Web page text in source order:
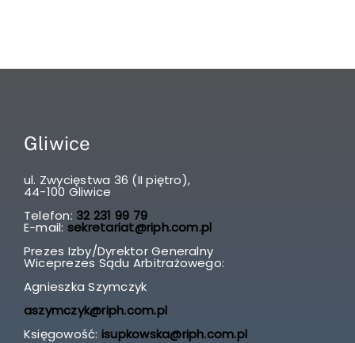
Gliwice
ul. Zwycięstwa 36 (II piętro),
44-100 Gliwice
Telefon: 32 231 99 79
E-mail: sekretariat@riph.com.pl
Prezes Izby/Dyrektor Generalny
Wiceprezes Sądu Arbitrażowego:
Agnieszka Szymczyk
aszymczyk@riph.com.pl
Księgowość: isupkowska@riph.com.pl